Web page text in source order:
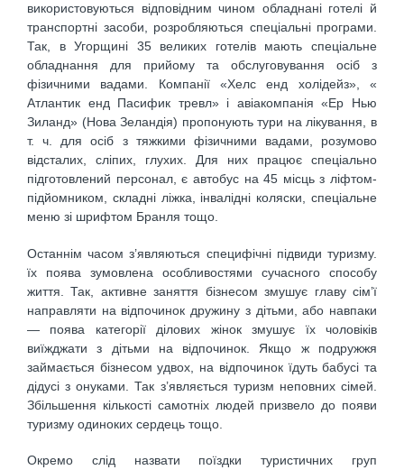
використовуються від­повідним чином обладнані готелі й
транспортні засоби, розробляють­ся спеціальні програми.
Так, в Угорщині 35 великих готелів мають спеціальне
обладнання для прийому та обслуговування осіб з
фізични­ми вадами. Компанії «Хелс енд холідейз», «
Атлантик енд Пасифик тревл» і авіакомпанія «Ер Нью
Зиланд» (Нова Зеландія) пропонують тури на лікування, в
т. ч. для осіб з тяжкими фізичними вадами, розу­мово
відсталих, сліпих, глухих. Для них працює спеціально
підготовле­ний персонал, є автобус на 45 місць з ліфтом-
підйомником, складні ліжка, інвалідні коляски, спеціальне
меню зі шрифтом Бранля тощо.
Останнім часом з’являються специфічні підвиди туризму.
їх поя­ва зумовлена особливостями сучасного способу
життя. Так, активне заняття бізнесом змушує главу сім’ї
направляти на відпочинок дру­жину з дітьми, або навпаки
— поява категорії ділових жінок змушує їх чоловіків
виїжджати з дітьми на відпочинок. Якщо ж подружжя
займається бізнесом удвох, на відпочинок їдуть бабусі та
дідусі з ону­ками. Так з’являється туризм неповних сімей.
Збільшення кількості самотніх людей призвело до появи
туризму одиноких сердець тощо.
Окремо слід назвати поїздки туристичних груп